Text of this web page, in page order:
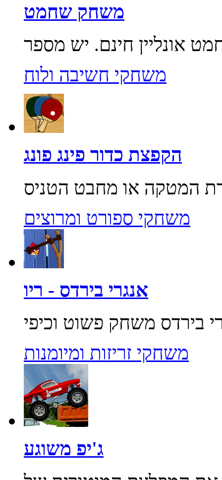
משחק שחמט
משחקי חשיבה ולוח
הקפצת כדור פינג פונג
משחקי ספורט ומרוצים
אנגרי בירדס - ריו
משחקי זריזות ומיומנות
ג'יפ משוגע